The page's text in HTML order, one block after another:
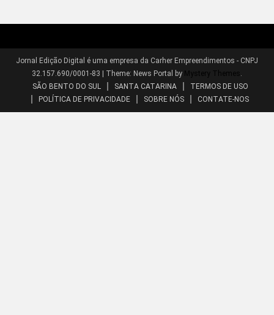
Jornal Edição Digital é uma empresa da Carher Empreendimentos - CNPJ
32.157.690/0001-83 | Theme: News Portal by Mystery Themes
SÃO BENTO DO SUL
SANTA CATARINA
TERMOS DE USO
POLÍTICA DE PRIVACIDADE
SOBRE NÓS CONTATE-NOS